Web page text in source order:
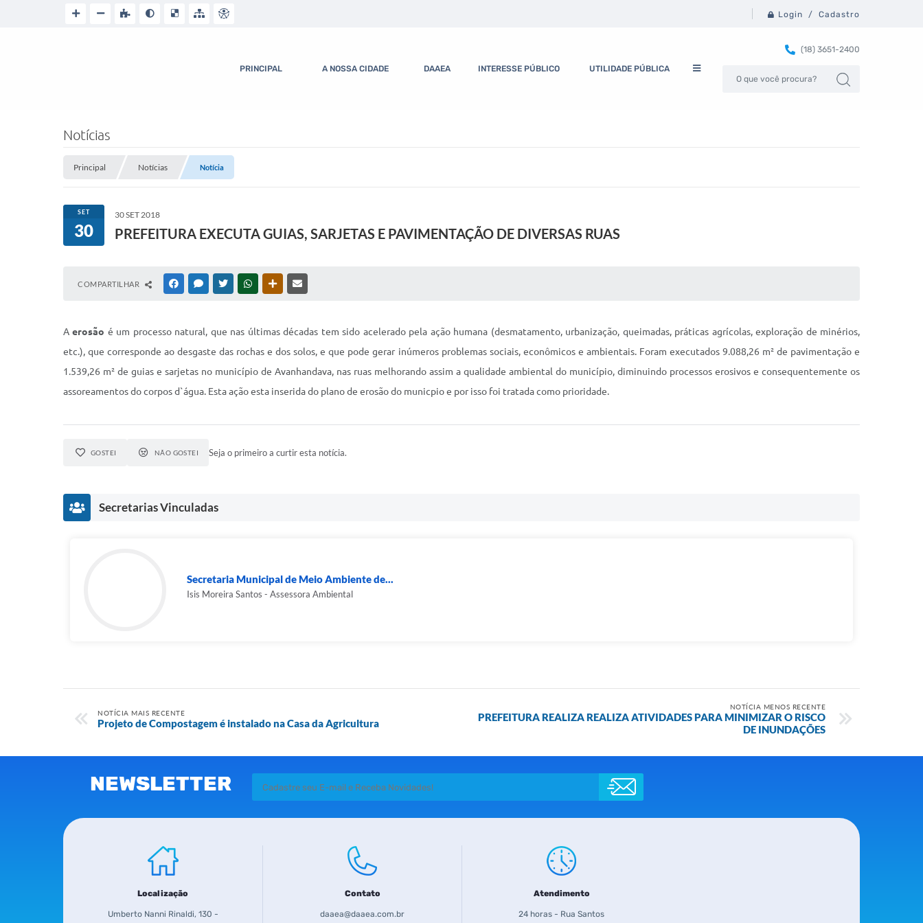
Login / Cadastro
PRINCIPAL A NOSSA CIDADE DAAEA INTERESSE PÚBLICO UTILIDADE PÚBLICA
(18) 3651-2400
Notícias
Principal Notícias Notícia
SET
30
30 SET 2018
PREFEITURA EXECUTA GUIAS, SARJETAS E PAVIMENTAÇÃO DE DIVERSAS RUAS
COMPARTILHAR FACEBOOKMESSENGER
TWITTERWHATSAPPOUTRAS MÍDIAS
Aerosão é um processo natural, que nas últimas décadas tem sido acelerado pela ação humana (desmatamento, urbanização, queimadas, práticas agrícolas, exploração de minérios,
etc.), que corresponde ao desgaste das rochas e dos solos, e que pode gerar inúmeros problemas sociais, econômicos e ambientais. Foram executados 9.088,26 m² de pavimentação e
1.539,26 m² de guias e sarjetas no município de Avanhandava, nas ruas melhorando assim a qualidade ambiental do município, diminuindo processos erosivos e consequentemente os
assoreamentos do corpos d`água. Esta ação esta inserida do plano de erosão do municpio e por isso foi tratada como prioridade.
GOSTEI NÃO GOSTEI Seja o primeiro a curtir esta notícia.
Secretarias Vinculadas
Secretaria Municipal de Meio Ambiente de...
Isis Moreira Santos - Assessora Ambiental
NOTÍCIA MAIS RECENTE
Projeto de Compostagem é instalado na Casa da Agricultura
NOTÍCIA MENOS RECENTE
PREFEITURA REALIZA REALIZA ATIVIDADES PARA MINIMIZAR O RISCO
DE INUNDAÇÕES
NEWSLETTER
Localização
Umberto Nanni Rinaldi, 130 -
Contato
daaea@daaea.com.br
Atendimento
24 horas - Rua Santos